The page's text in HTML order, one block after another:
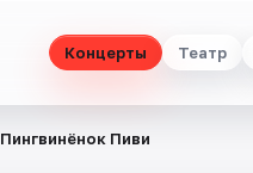
Концерты Театр
Пингвинёнок Пиви